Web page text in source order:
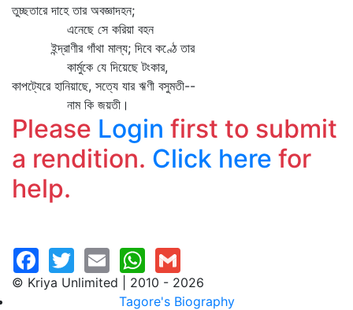
তুচ্ছতারে দাহে তার অবজ্ঞাদহন;
এনেছে সে করিয়া বহন
ইন্দ্রাণীর গাঁথা মাল্য; দিবে কণ্ঠে তার
কার্মুকে যে দিয়েছে টংকার,
কাপট্যেরে হানিয়াছে, সত্যে যার ঋণী বসুমতী--
নাম কি জয়তী।
Please Login first to submit
a rendition. Click here for
help.
© Kriya Unlimited | 2010 - 2026
Tagore's Biography